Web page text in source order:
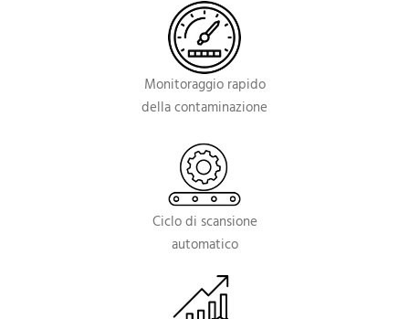
Monitoraggio rapido
della contaminazione
Ciclo di scansione
automatico